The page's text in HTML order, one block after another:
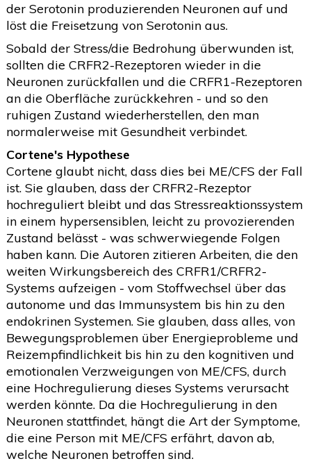
der Serotonin produzierenden Neuronen auf und
löst die Freisetzung von Serotonin aus.
Sobald der Stress/die Bedrohung überwunden ist,
sollten die CRFR2-Rezeptoren wieder in die
Neuronen zurückfallen und die CRFR1-Rezeptoren
an die Oberfläche zurückkehren - und so den
ruhigen Zustand wiederherstellen, den man
normalerweise mit Gesundheit verbindet.
Cortene's Hypothese
Cortene glaubt nicht, dass dies bei ME/CFS der Fall
ist. Sie glauben, dass der CRFR2-Rezeptor
hochreguliert bleibt und das Stressreaktionssystem
in einem hypersensiblen, leicht zu provozierenden
Zustand belässt - was schwerwiegende Folgen
haben kann. Die Autoren zitieren Arbeiten, die den
weiten Wirkungsbereich des CRFR1/CRFR2-
Systems aufzeigen - vom Stoffwechsel über das
autonome und das Immunsystem bis hin zu den
endokrinen Systemen. Sie glauben, dass alles, von
Bewegungsproblemen über Energieprobleme und
Reizempfindlichkeit bis hin zu den kognitiven und
emotionalen Verzweigungen von ME/CFS, durch
eine Hochregulierung dieses Systems verursacht
werden könnte. Da die Hochregulierung in den
Neuronen stattfindet, hängt die Art der Symptome,
die eine Person mit ME/CFS erfährt, davon ab,
welche Neuronen betroffen sind.